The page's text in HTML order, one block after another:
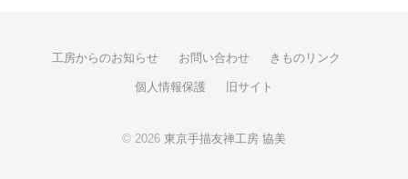
工房からのお知らせ お問い合わせ きものリンク
個人情報保護 旧サイト
© 2026 東京手描友禅工房 協美